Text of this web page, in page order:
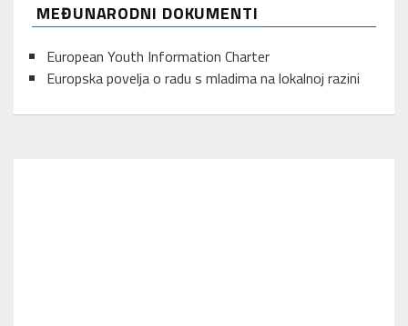
MEĐUNARODNI DOKUMENTI
European Youth Information Charter
Europska povelja o radu s mladima na lokalnoj razini